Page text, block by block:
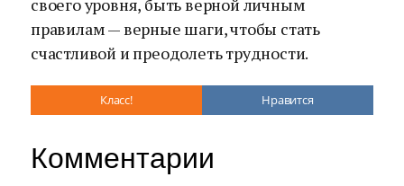
своего уровня, быть верной личным
правилам — верные шаги, чтобы стать
счастливой и преодолеть трудности.
Класс! Нравится
Комментарии